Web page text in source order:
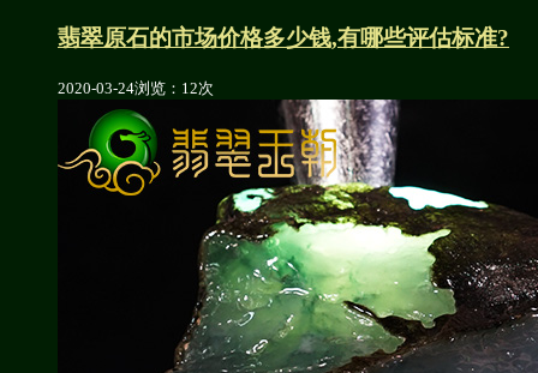
翡翠原石的市场价格多少钱,有哪些评估标准?
2020-03-24浏览：12次